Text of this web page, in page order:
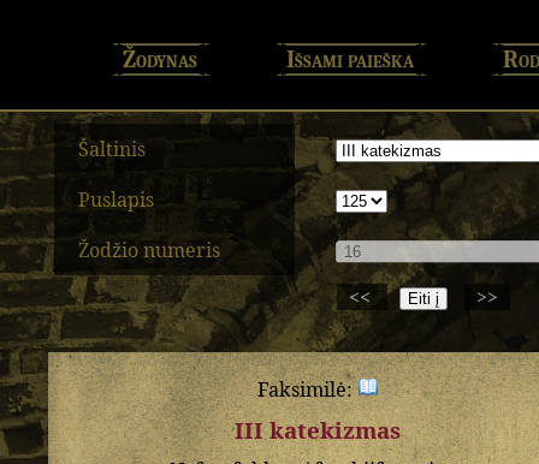
Žodynas Išsami paieška
Šaltinis
Puslapis
Žodžio numeris
<<
>>
Faksimilė:
III katekizmas